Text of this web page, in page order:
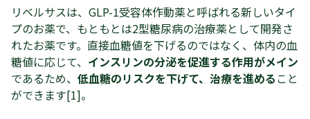
リベルサスは、GLP-1受容体作動薬と呼ばれる新しいタイ
プのお薬で、もともとは2型糖尿病の治療薬として開発さ
れたお薬です。直接血糖値を下げるのではなく、体内の血
糖値に応じて、 インスリンの分泌を促進する作用がメイン
であるため、 低血糖のリスクを下げて、治療を進めること
ができます[1]。